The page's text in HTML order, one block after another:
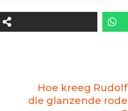
Hoe kreeg Rudolf
die glanzende rode